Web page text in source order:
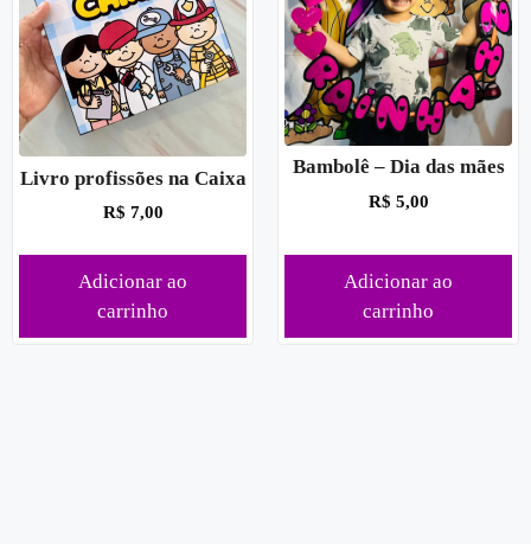
Livro profissões na Caixa
R$ 7,00
Adicionar ao
carrinho
Bambolê – Dia das mães
R$ 5,00
Adicionar ao
carrinho